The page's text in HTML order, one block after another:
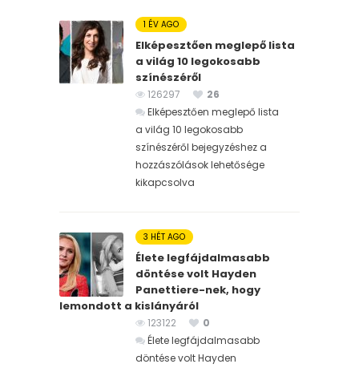
1 ÉV AGO
Elképesztően meglepő lista
a világ 10 legokosabb
színészéről
126297
26
Elképesztően meglepő lista
a világ 10 legokosabb
színészéről bejegyzéshez a
hozzászólások lehetősége
kikapcsolva
3 HÉT AGO
Élete legfájdalmasabb
döntése volt Hayden
Panettiere-nek, hogy
lemondott a kislányáról
123122
0
Élete legfájdalmasabb
döntése volt Hayden